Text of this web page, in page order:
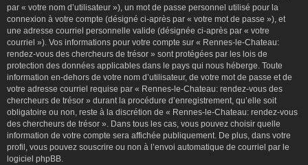
par « votre nom d’utilisateur »), un mot de passe personnel utilisé pour la
connexion à votre compte (désigné ci-après par « votre mot de passe »), et
une adresse courriel personnelle valide (désignée ci-après par « votre
courriel »). Vos informations pour votre compte sur « Rennes-le-Chateau:
rendez-vous des chercheurs de trésor » sont protégées par les lois de
protection des données applicables dans le pays qui nous héberge. Toute
information en-dehors de votre nom d’utilisateur, de votre mot de passe et de
votre adresse courriel requise par « Rennes-le-Chateau: rendez-vous des
chercheurs de trésor » durant la procédure d’enregistrement, qu’elle soit
obligatoire ou non, reste à la discrétion de « Rennes-le-Chateau: rendez-vous
des chercheurs de trésor ». Dans tous les cas, vous pouvez choisir quelle
information de votre compte sera affichée publiquement. De plus, dans votre
profil, vous pouvez souscrire ou non à l’envoi automatique de courriel par le
logiciel phpBB.